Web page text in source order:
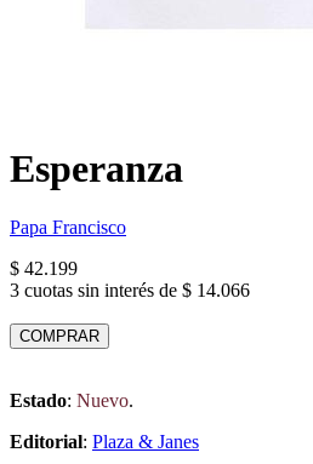
Esperanza
Papa Francisco
$ 42.199
3 cuotas sin interés de $ 14.066
COMPRAR
Estado: Nuevo.
Editorial: Plaza & Janes